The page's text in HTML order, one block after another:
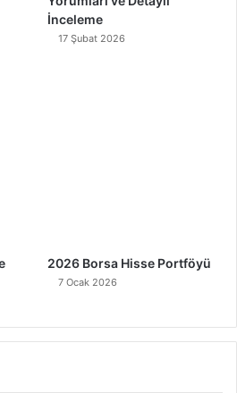
İnceleme
17 Şubat 2026
2026 Borsa Hisse Portföyü
7 Ocak 2026